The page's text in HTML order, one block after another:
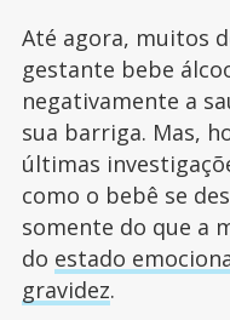
Até agora, muitos
gestante bebe
negativamente a
sua barriga. Mas,
últimas
como o bebê se
somente do que a
do estado
gravidez.